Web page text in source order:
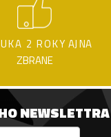
2 ROKY AJ NA
ZBRANE
NEWSLETTRA